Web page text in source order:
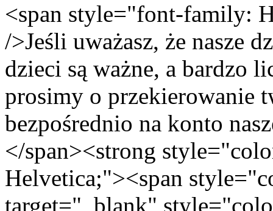
<span style="font-family:
/>Jeśli uważasz, że nasze
dzieci są ważne, a bardzo
prosimy o przekierowanie
bezpośrednio na konto
</span><strong
Helvetica;"><span
target="_blank"